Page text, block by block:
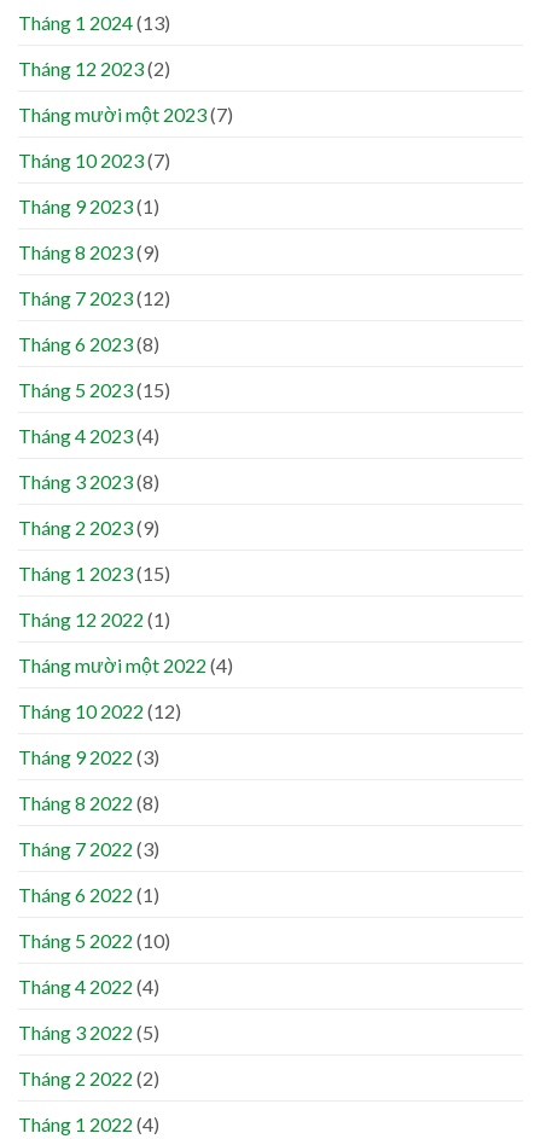
Tháng 1 2024(13)
Tháng 12 2023(2)
Tháng mười một 2023(7)
Tháng 10 2023(7)
Tháng 9 2023(1)
Tháng 8 2023(9)
Tháng 7 2023(12)
Tháng 6 2023(8)
Tháng 5 2023(15)
Tháng 4 2023(4)
Tháng 3 2023(8)
Tháng 2 2023(9)
Tháng 1 2023(15)
Tháng 12 2022 (1)
Tháng mười một 2022 (4)
Tháng 10 2022 (12)
Tháng 9 2022 (3)
Tháng 8 2022 (8)
Tháng 7 2022 (3)
Tháng 6 2022 (1)
Tháng 5 2022 (10)
Tháng 4 2022 (4)
Tháng 3 2022 (5)
Tháng 2 2022 (2)
Tháng 1 2022 (4)